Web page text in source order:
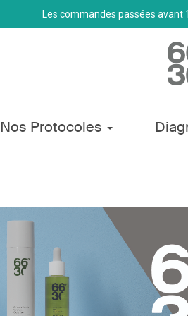
Les commandes passées avant
Nos Protocoles